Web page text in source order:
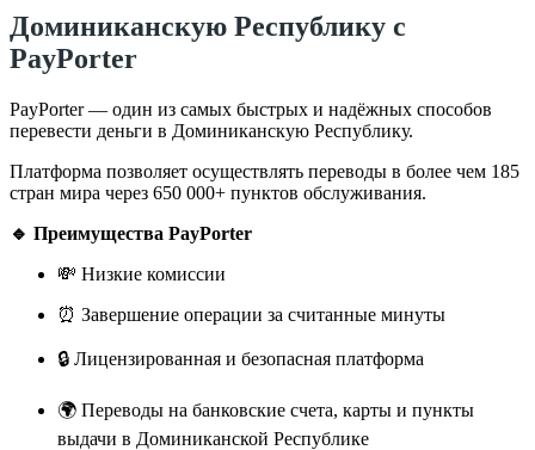
Доминиканскую Республику с
PayPorter
PayPorter — один из самых быстрых и надёжных способов
перевести деньги в Доминиканскую Республику.
Платформа позволяет осуществлять переводы в более чем 185
стран мира через 650 000+ пунктов обслуживания.
🔹 Преимущества PayPorter
💸 Низкие комиссии
⏰ Завершение операции за считанные минуты
🔒 Лицензированная и безопасная платформа
🌍 Переводы на банковские счета, карты и пункты
выдачи в Доминиканской Республике